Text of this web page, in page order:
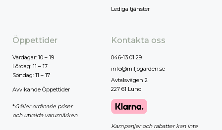
Lediga tjänster
Öppettider
Vardagar: 10 – 19
Lördag: 11 – 17
Söndag: 11 – 17
Avvikande Öppettider
*Gäller ordinarie priser
och utvalda varumärken.
Kontakta oss
046-13 01 29
info@miljogarden.se
Avtalsvägen 2
227 61 Lund
Kampanjer och rabatter kan inte